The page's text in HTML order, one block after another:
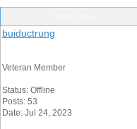
buiductrung
Veteran Member
Status: Offline
Posts: 53
Date: Jul 24, 2023